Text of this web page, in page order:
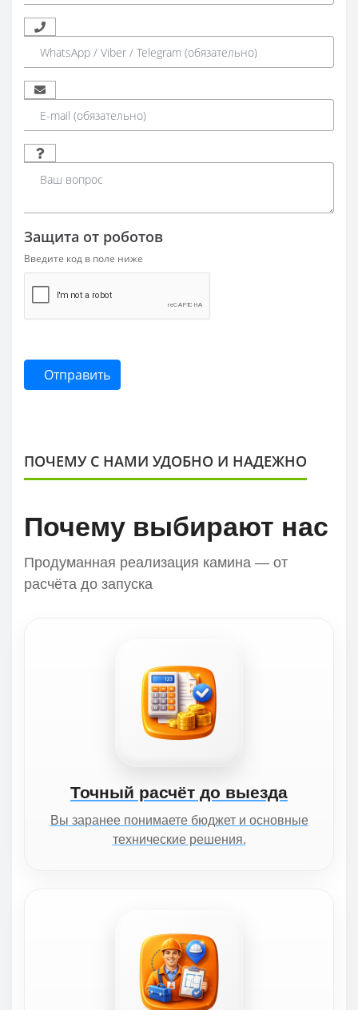
Защита от роботов
Введите код в поле ниже
Отправить
ПОЧЕМУ С НАМИ УДОБНО И НАДЕЖНО
Почему выбирают нас
Продуманная реализация камина — от
расчёта до запуска
Точный расчёт до выезда
Вы заранее понимаете бюджет и основные
технические решения.